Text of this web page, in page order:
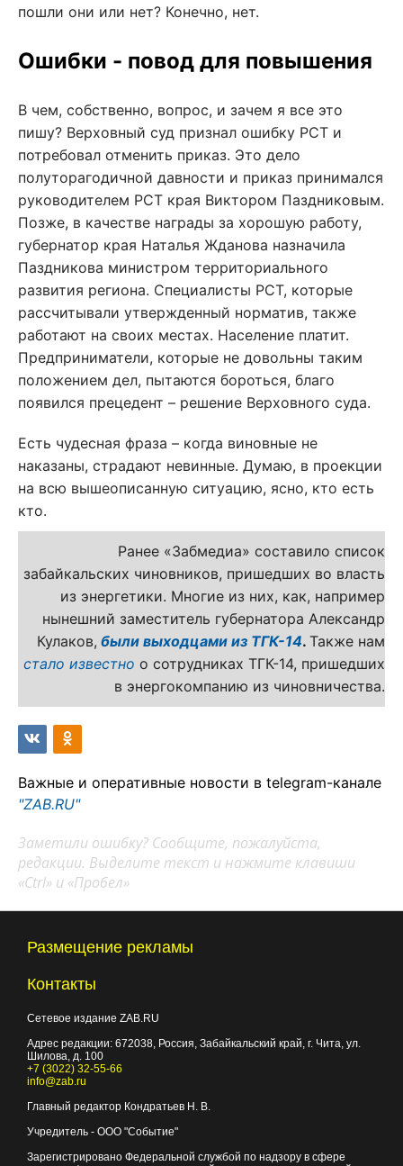
пошли они или нет? Конечно, нет.
Ошибки - повод для повышения
В чем, собственно, вопрос, и зачем я все это
пишу? Верховный суд признал ошибку РСТ и
потребовал отменить приказ. Это дело
полуторагодичной давности и приказ принимался
руководителем РСТ края Виктором Паздниковым.
Позже, в качестве награды за хорошую работу,
губернатор края Наталья Жданова назначила
Паздникова министром территориального
развития региона. Специалисты РСТ, которые
рассчитывали утвержденный норматив, также
работают на своих местах. Население платит.
Предприниматели, которые не довольны таким
положением дел, пытаются бороться, благо
появился прецедент – решение Верховного суда.
Есть чудесная фраза – когда виновные не
наказаны, страдают невинные. Думаю, в проекции
на всю вышеописанную ситуацию, ясно, кто есть
кто.
Ранее «Забмедиа» составило список
забайкальских чиновников, пришедших во власть
из энергетики. Многие из них, как, например
нынешний заместитель губернатора Александр
Кулаков, были выходцами из ТГК-14. Также нам
стало известно о сотрудниках ТГК-14, пришедших
в энергокомпанию из чиновничества.
Важные и оперативные новости в telegram-канале
"ZAB.RU"
Заметили ошибку? Сообщите, пожалуйста,
редакции. Выделите текст и нажмите клавиши
«Ctrl» и «Пробел»
Размещение рекламы
Контакты
Сетевое издание ZAB.RU
Адрес редакции: 672038, Россия, Забайкальский край, г. Чита, ул.
Шилова, д. 100
+7 (3022) 32-55-66
info@zab.ru
Главный редактор Кондратьев Н. В.
Учредитель - ООО "Событие"
Зарегистрировано Федеральной службой по надзору в сфере